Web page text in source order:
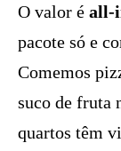
O valor é all-
pacote só e
Comemos
suco de fruta
quartos têm